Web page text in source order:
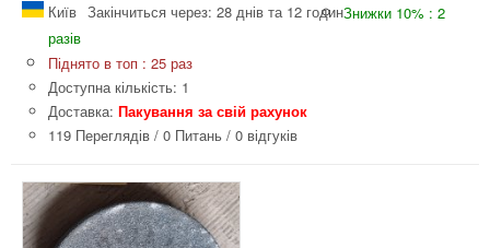
Київ Закінчиться через: 28 днів та 12 годинЗнижки 10% : 2
разів
Піднято в топ : 25 раз
Доступна кількість: 1
Доставка: Пакування за свій рахунок
119 Переглядів / 0 Питань / 0 відгуків